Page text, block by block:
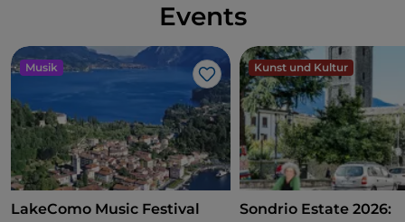
Events
Musik
Like
LakeComo Music Festival
Kunst und Kultur
Sondrio Estate 2026: